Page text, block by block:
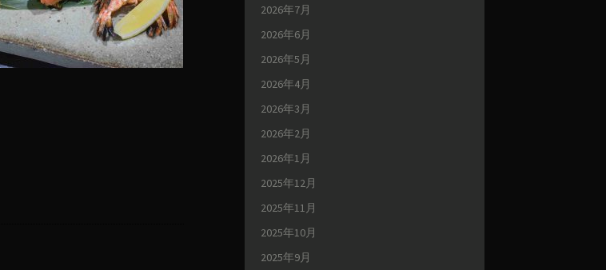
2026年7月
2026年6月
2026年5月
2026年4月
2026年3月
2026年2月
2026年1月
2025年12月
2025年11月
2025年10月
2025年9月